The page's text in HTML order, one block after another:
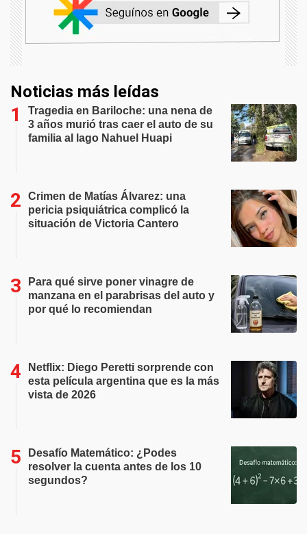
Noticias más leídas
Tragedia en Bariloche: una nena de
3 años murió tras caer el auto de su
familia al lago Nahuel Huapi
Crimen de Matías Álvarez: una
pericia psiquiátrica complicó la
situación de Victoria Cantero
Para qué sirve poner vinagre de
manzana en el parabrisas del auto y
por qué lo recomiendan
Netflix: Diego Peretti sorprende con
esta película argentina que es la más
vista de 2026
Desafío Matemático: ¿Podes
resolver la cuenta antes de los 10
segundos?